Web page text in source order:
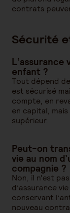
contrats
Sécurité
enfant ?
Tout dépend
est sécurisé
compte, en
en capital,
supérieur.
Peut-on
vie au nom
compagnie ?
Non, il n’est
d’assurance
conservant
nouveau